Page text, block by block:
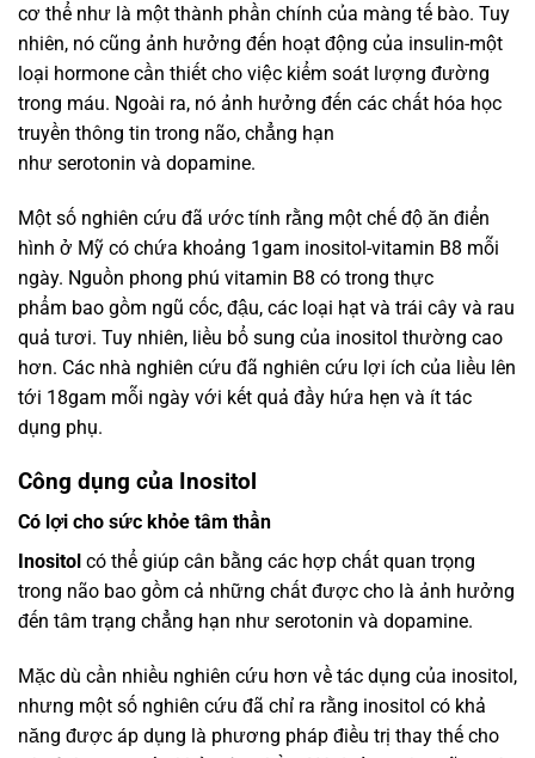
cơ thể như là một thành phần chính của màng tế bào. Tuy
nhiên, nó cũng ảnh hưởng đến hoạt động của insulin-một
loại hormone cần thiết cho việc kiểm soát lượng đường
trong máu. Ngoài ra, nó ảnh hưởng đến các chất hóa học
truyền thông tin trong não, chẳng hạn
như serotonin và dopamine.
Một số nghiên cứu đã ước tính rằng một chế độ ăn điển
hình ở Mỹ có chứa khoảng 1gam inositol-vitamin B8 mỗi
ngày. Nguồn phong phú vitamin B8 có trong thực
phẩm bao gồm ngũ cốc, đậu, các loại hạt và trái cây và rau
quả tươi. Tuy nhiên, liều bổ sung của inositol thường cao
hơn. Các nhà nghiên cứu đã nghiên cứu lợi ích của liều lên
tới 18gam mỗi ngày với kết quả đầy hứa hẹn và ít tác
dụng phụ.
Công dụng của Inositol
Có lợi cho sức khỏe tâm thần
Inositol có thể giúp cân bằng các hợp chất quan trọng
trong não bao gồm cả những chất được cho là ảnh hưởng
đến tâm trạng chẳng hạn như serotonin và dopamine.
Mặc dù cần nhiều nghiên cứu hơn về tác dụng của inositol,
nhưng một số nghiên cứu đã chỉ ra rằng inositol có khả
năng được áp dụng là phương pháp điều trị thay thế cho